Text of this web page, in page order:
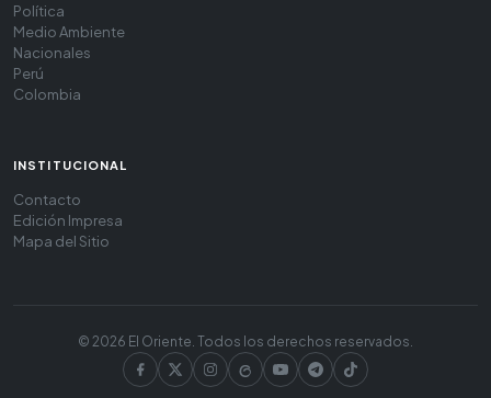
Política
Medio Ambiente
Nacionales
Perú
Colombia
INSTITUCIONAL
Contacto
Edición Impresa
Mapa del Sitio
© 2026 El Oriente. Todos los derechos reservados.